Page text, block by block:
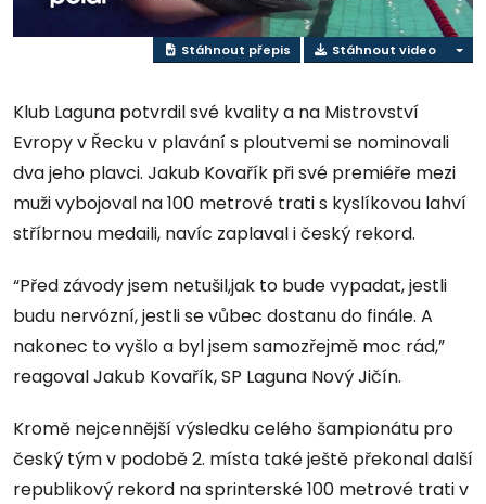
Stáhnout přepis Stáhnout video
Klub Laguna potvrdil své kvality a na Mistrovství
Evropy v Řecku v plavání s ploutvemi se nominovali
dva jeho plavci. Jakub Kovařík při své premiéře mezi
muži vybojoval na 100 metrové trati s kyslíkovou lahví
stříbrnou medaili, navíc zaplaval i český rekord.
“Před závody jsem netušil,jak to bude vypadat, jestli
budu nervózní, jestli se vůbec dostanu do finále. A
nakonec to vyšlo a byl jsem samozřejmě moc rád,”
reagoval Jakub Kovařík, SP Laguna Nový Jičín.
Kromě nejcennější výsledku celého šampionátu pro
český tým v podobě 2. místa také ještě překonal další
republikový rekord na sprinterské 100 metrové trati v